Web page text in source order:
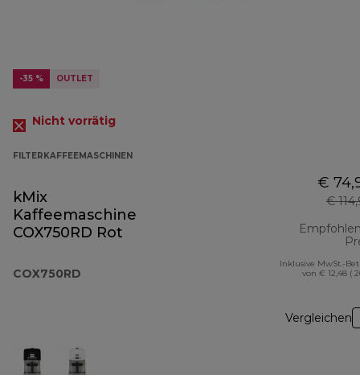
-35 % OUTLET
Nicht vorrätig
FILTERKAFFEEMASCHINEN
kMix
Kaffeemaschine
COX750RD Rot
COX750RD
€
€
Inklusive MwSt.-
von € 12,48 (
Vergleichen